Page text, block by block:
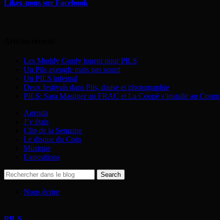
Likez-nous sur Facebook
Les Muddy Gurdy jouent pour PILS
Un Pils aveugle mais pas sourd
Un PILS infernal
Deux festivals dans Pils, danse et photographie
PILS: Sara Masüger au FRAC et La Coopé s’installe au
Agenda
J’y étais
Clip de la Semaine
Le disque du Coin
Musique
Expositions
Nous écrire